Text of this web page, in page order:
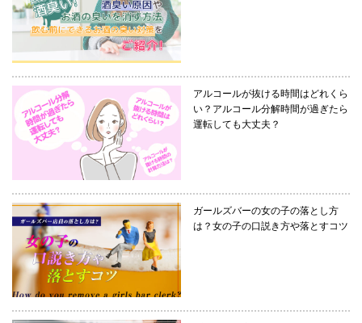
アルコールが抜ける時間はどれくら
い？アルコール分解時間が過ぎたら
運転しても大丈夫？
ガールズバーの女の子の落とし方
は？女の子の口説き方や落とすコツ